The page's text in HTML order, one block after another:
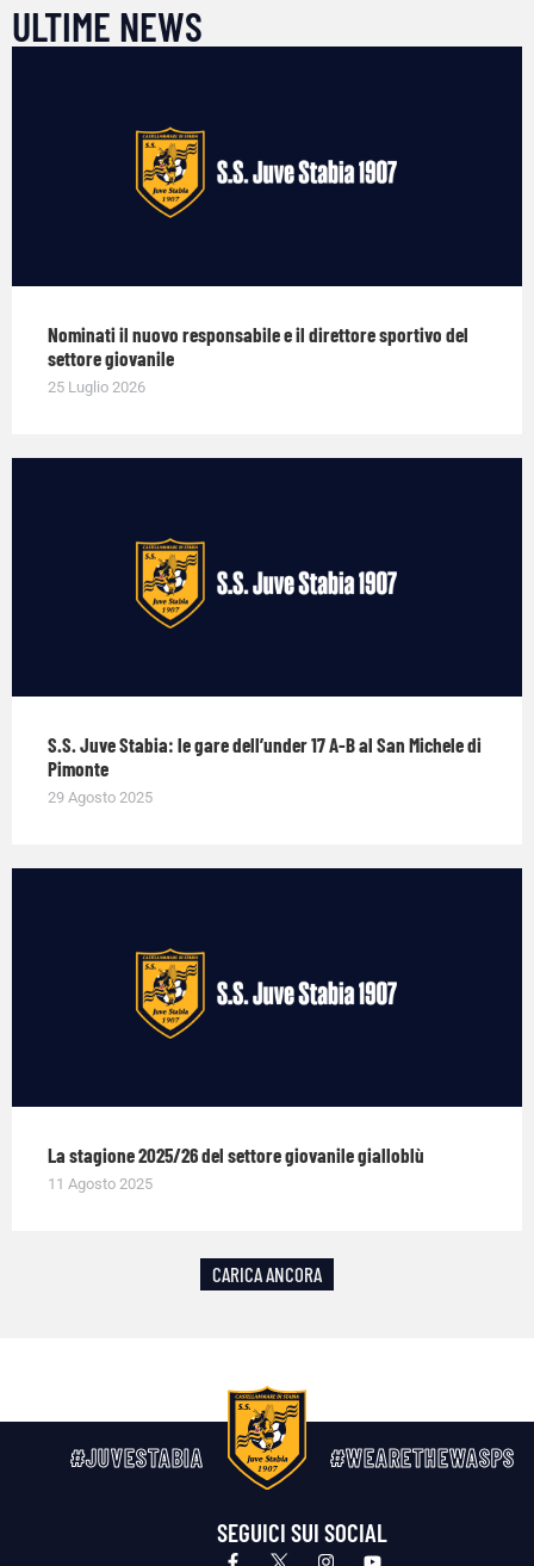
ULTIME NEWS
Nominati il nuovo responsabile e il direttore sportivo del
settore giovanile
25 Luglio 2026
S.S. Juve Stabia: le gare dell’under 17 A-B al San Michele di
Pimonte
29 Agosto 2025
La stagione 2025/26 del settore giovanile gialloblù
11 Agosto 2025
CARICA ANCORA
#JUVESTABIA #WEARETHEWASPS
SEGUICI SUI SOCIAL